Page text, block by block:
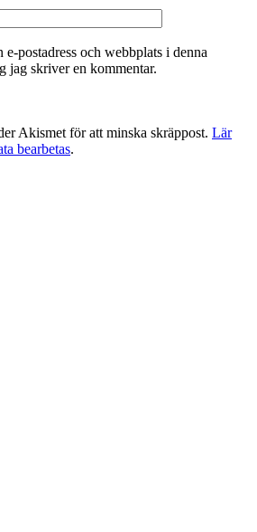
e-postadress och webbplats i denna
jag skriver en kommentar.
Akismet för att minska skräppost. Lär
bearbetas.